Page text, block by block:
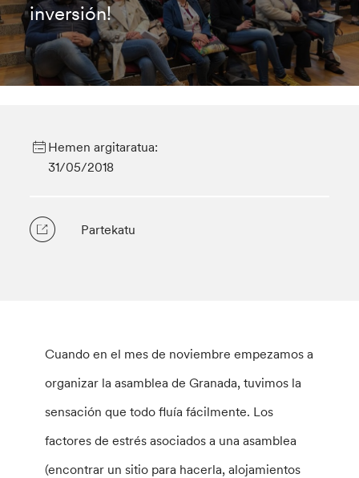
inversión!
Hemen argitaratua:
31/05/2018
Partekatu
Cuando en el mes de noviembre empezamos a
organizar la asamblea de Granada, tuvimos la
sensación que todo fluía fácilmente. Los
factores de estrés asociados a una asamblea
(encontrar un sitio para hacerla, alojamientos